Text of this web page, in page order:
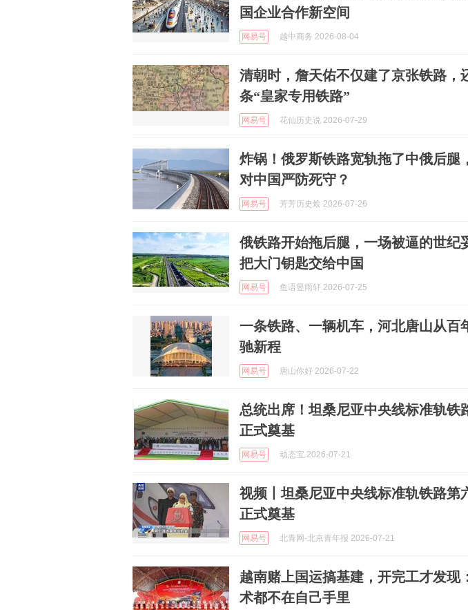
国企业合作新空间
网易号 越中商务 2026-08-04
清朝时，詹天佑不仅建了京张铁路，
条“皇家专用铁路”
网易号 花仙历史说 2026-07-29
炸锅！俄罗斯铁路宽轨拖了中俄后腿
对中国严防死守？
网易号 芳芳历史烩 2026-07-26
俄铁路开始拖后腿，一场被逼的世纪
把大门钥匙交给中国
网易号 鱼语昱雨轩 2026-07-25
一条铁路、一辆机车，河北唐山从百
驰新程
网易号 唐山你好 2026-07-22
总统出席！坦桑尼亚中央线标准轨铁
正式奠基
网易号 动态宝 2026-07-21
视频丨坦桑尼亚中央线标准轨铁路第
正式奠基
网易号 北青网-北京青年报 2026-07-21
越南赌上国运搞基建，开完工才发现
术都不在自己手里